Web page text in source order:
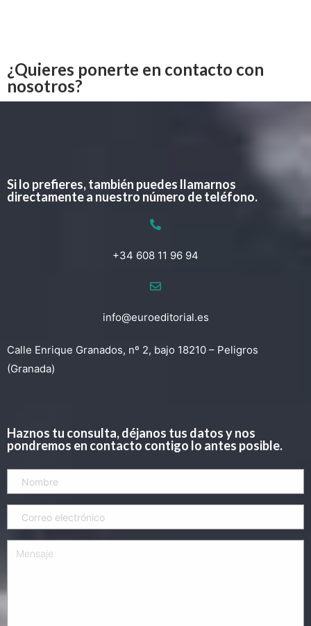
¿Quieres ponerte en contacto con
nosotros?
Si lo prefieres, también puedes llamarnos
directamente a nuestro número de teléfono.
+34 608 11 96 94
info@euroeditorial.es
Calle Enrique Granados, nº 2, bajo 18210 – Peligros
(Granada)
Haznos tu consulta, déjanos tus datos y nos
pondremos en contacto contigo lo antes posible.